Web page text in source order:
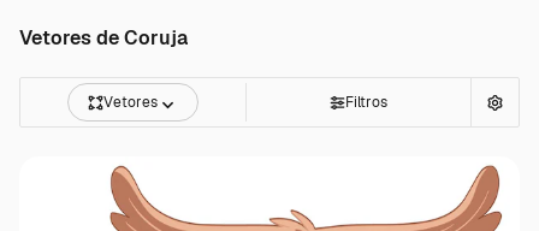
Vetores de Coruja
Vetores Filtros